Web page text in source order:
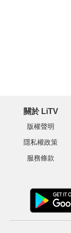
關於 LiTV
版權聲明
隱私權政策
服務條款